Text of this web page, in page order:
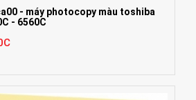
- máy photocopy màu toshiba
- 6560C